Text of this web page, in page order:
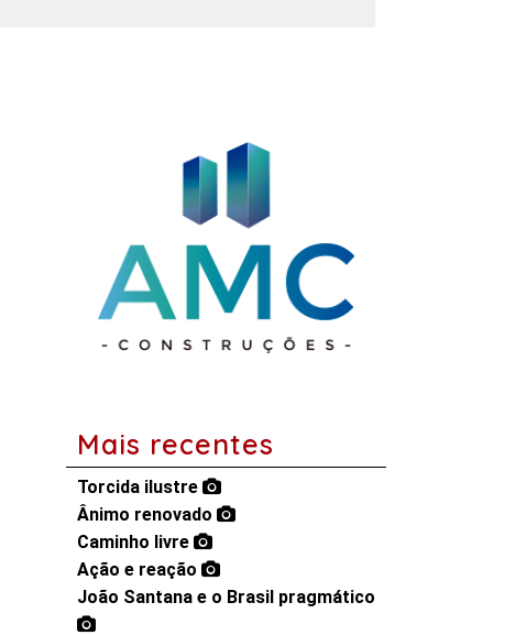
Mais recentes
Torcida ilustre
Ânimo renovado
Caminho livre
Ação e reação
João Santana e o Brasil pragmático